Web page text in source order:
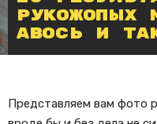
рукожопых
авось и
Представляем вам фото